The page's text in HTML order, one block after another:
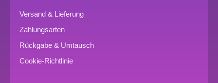
Versand & Lieferung
Zahlungsarten
Rückgabe & Umtausch
Cookie-Richtlinie